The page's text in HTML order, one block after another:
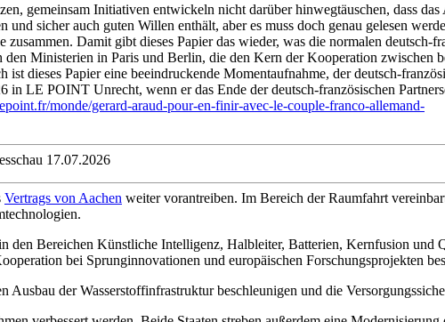
gemeinsam Initiativen entwickeln nicht darüber hinwegtäuschen, dass das
und sicher auch guten Willen enthält, aber es muss doch genau gelesen
Damit gibt dieses Papier das wieder, was die normalen deutsch-
Ministerien in Paris und Berlin, die den Kern der Kooperation zwischen
ist dieses Papier eine beeindruckende Momentaufnahme, der deutsch-
LE POINT Unrecht, wenn er das Ende der deutsch-französischen
monde/gerard-araud-pour-en-finir-avec-le-couple-franco-allemand-
17.07.2026
Vertrags von Aachen weiter vorantreiben. Im Bereich der Raumfahrt
den Bereichen Künstliche Intelligenz, Halbleiter, Batterien, Kernfusion und
bei Sprunginnovationen und europäischen Forschungsprojekten
der Wasserstoffinfrastruktur beschleunigen und die